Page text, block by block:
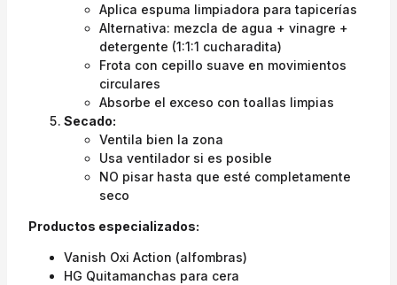
Aplica espuma limpiadora para tapicerías
Alternativa: mezcla de agua + vinagre +
detergente (1:1:1 cucharadita)
Frota con cepillo suave en movimientos
circulares
Absorbe el exceso con toallas limpias
Secado:
Ventila bien la zona
Usa ventilador si es posible
NO pisar hasta que esté completamente
seco
Productos especializados:
Vanish Oxi Action (alfombras)
HG Quitamanchas para cera